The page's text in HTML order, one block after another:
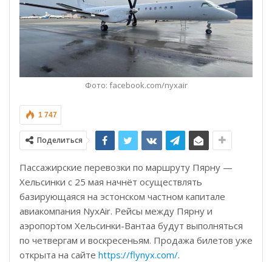
Фото: facebook.com/nyxair
1 747
Поделиться
Пассажирские перевозки по маршруту Пярну —
Хельсинки с 25 мая начнёт осуществлять
базирующаяся на эстонском частном капитале
авиакомпания NyxAir. Рейсы между Пярну и
аэропортом Хельсинки-Вантаа будут выполняться
по четвергам и воскресеньям. Продажа билетов уже
открыта на сайте https://flynyx.com/.